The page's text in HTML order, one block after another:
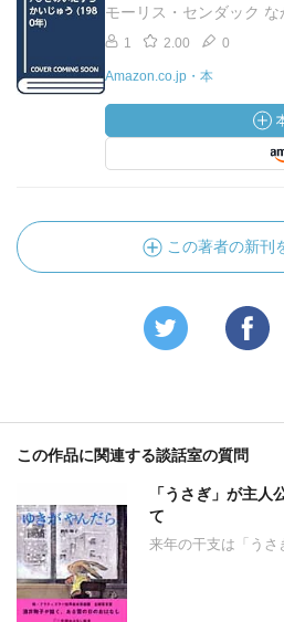
モーリス・センダック な
1 2.00 0
Amazon.co.jp・本
この著者の新刊
この作品に関連する談話室の質問
「うさぎ」が主人
て
来年の干支は「う